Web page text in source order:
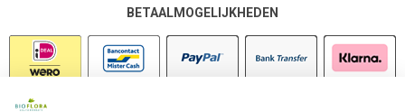
BETAALMOGELIJKHEDEN